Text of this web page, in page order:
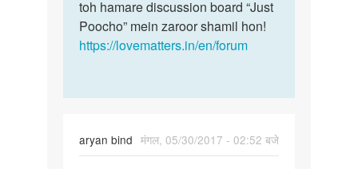
toh hamare discussion board “Just
Poocho” mein zaroor shamil hon!
https://lovematters.in/en/forum
aryan bind मंगल, 05/30/2017 - 02:52 बजे